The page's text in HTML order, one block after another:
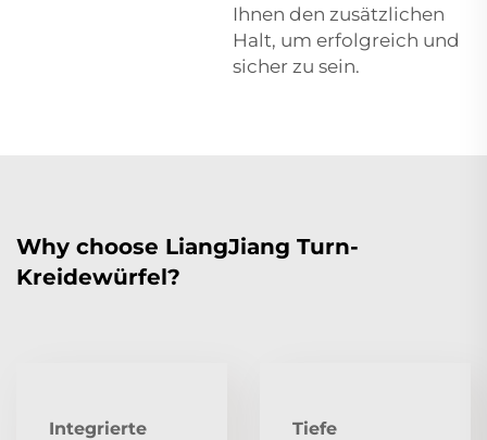
Ihnen den zusätzlichen
Halt, um erfolgreich und
sicher zu sein.
Why choose LiangJiang Turn-
Kreidewürfel?
Integrierte
Tiefe